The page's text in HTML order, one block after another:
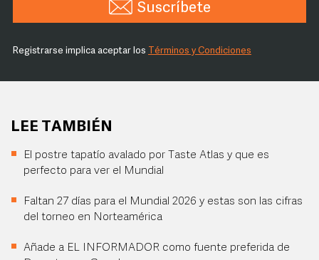
Suscríbete
Registrarse implica aceptar los Términos y Condiciones
LEE TAMBIÉN
El postre tapatío avalado por Taste Atlas y que es
perfecto para ver el Mundial
Faltan 27 días para el Mundial 2026 y estas son las cifras
del torneo en Norteamérica
Añade a EL INFORMADOR como fuente preferida de